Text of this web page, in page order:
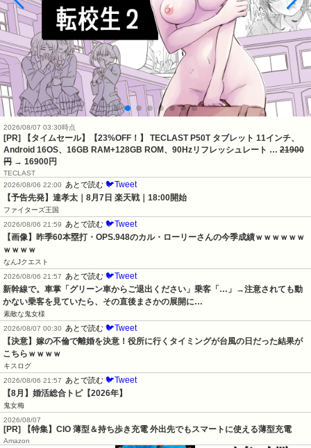
2026/08/07 03:30時点
[PR] 【タイムセール】【23%OFF！】 TECLAST P50T タブレット 11インチ、
Android 16OS、16GB RAM+128GB ROM、90Hzリフレッシュレート … 21900
円 → 16900円
TECLAST
2026/08/06 22:00 あとで読む 🐦Tweet
【予告先発】達孝太｜8月7日 楽天戦｜18:00開始
ファイターズ王国
2026/08/06 21:59 あとで読む 🐦Tweet
【画像】昨季60本塁打・OPS.948のカル・ローリーさんの今季成績ｗｗｗｗｗｗ
ｗｗｗｗ
なんJクエスト
2026/08/06 21:57 あとで読む 🐦Tweet
新幹線で。車掌「グリーン車からご退出ください」乗客「…」→注意されても動
かない乗客を見ていたら、その直後まさかの展開に…
素敵な鬼女様
2026/08/07 00:30 あとで読む 🐦Tweet
【決意】嫁の不倫で離婚を決意！役所に行くタイミングが台風の日だった結果が
こちらｗｗｗｗ
キスログ
2026/08/06 21:57 あとで読む 🐦Tweet
【8月】婚活総合トピ【2026年】
鬼女梅
2026/08/07
[PR] 【特集】CIO 薄型＆持ち歩き充電 外出先でもスマートに使える薄型充電
Amazon